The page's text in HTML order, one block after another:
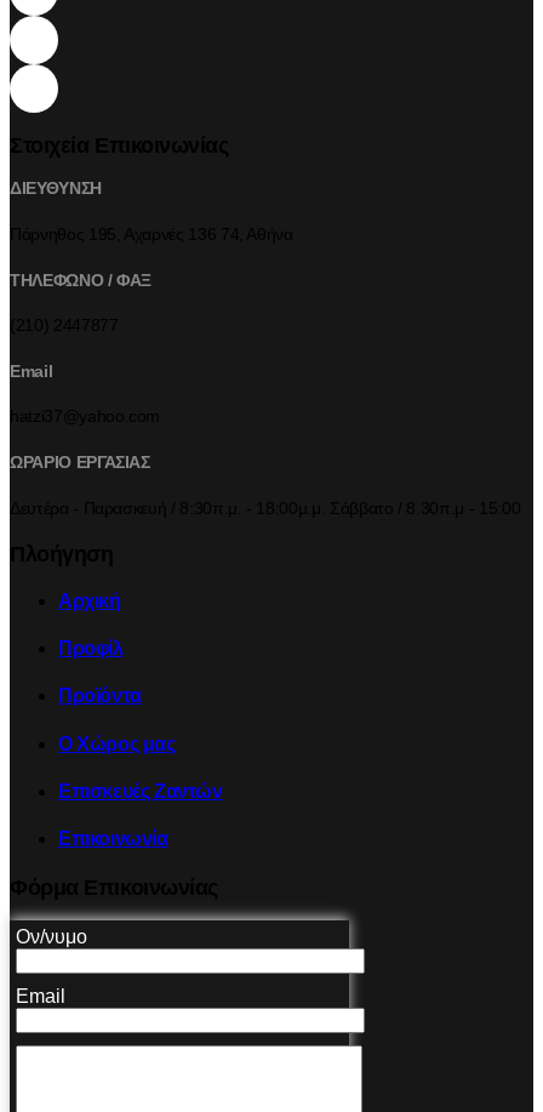
ΔΙΕΥΘΥΝΣΗ
ΤΗΛΕΦΩΝΟ / ΦΑΞ
Email
ΩΡΑΡΙΟ ΕΡΓΑΣΙΑΣ
Αρχική
Προφίλ
Προϊόντα
Ο Χώρος μας
Επισκευές Ζαντών
Επικοινωνία
Ον/νυμο
Email